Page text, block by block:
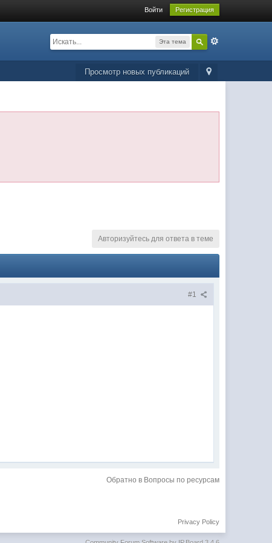
Войти Регистрация
Эта тема
Просмотр новых публикаций
Авторизуйтесь для ответа в теме
#1
Обратно в Вопросы по ресурсам
Privacy Policy